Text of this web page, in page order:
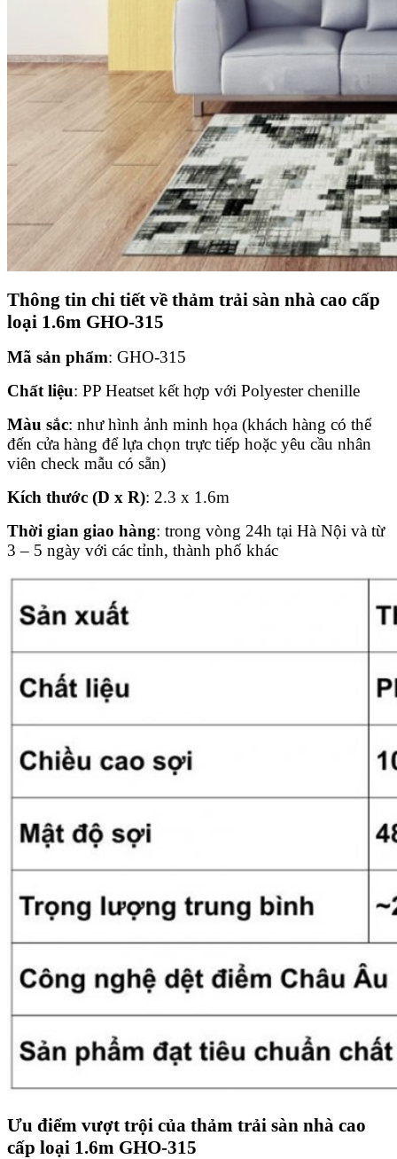
Thông tin chi tiết về thảm trải sàn nhà cao cấp
loại 1.6m GHO-315
Mã sản phẩm: GHO-315
Chất liệu: PP Heatset kết hợp với Polyester chenille
Màu sắc: như hình ảnh minh họa (khách hàng có thể
đến cửa hàng để lựa chọn trực tiếp hoặc yêu cầu nhân
viên check mẫu có sẵn)
Kích thước (D x R): 2.3 x 1.6m
Thời gian giao hàng: trong vòng 24h tại Hà Nội và từ
3 – 5 ngày với các tỉnh, thành phố khác
Ưu điểm vượt trội của thảm trải sàn nhà cao
cấp loại 1.6m GHO-315